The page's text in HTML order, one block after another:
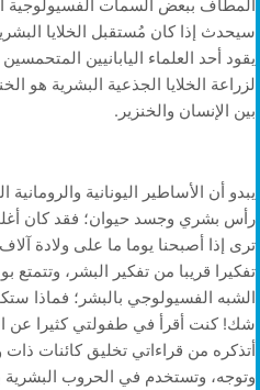
المطاف ببعض السمات الفسيولوجية
سيحدث إذا كان مُستقبل الخلايا
يقود أحد العلماء اليابانيين
لزراعة الخلايا الجذعية البشرية هو
بين الإنسان والخنزير.
يبدو أن الأساطير اليونانية
رأس بشري وجسد حيوان؛ فقد كان
ترى إذا أصبحنا يوما ما على ولادة
تفكيرا قريبا من تفكير البشر،
الشبه الفسيولوجي بالبشر؛ فماذا
شك! كنت أقرأ في طفولتي كثيرا عن
أتذكره من قراءاتي تخليق كائنات
وتوجه، وتستخدم في الحروب